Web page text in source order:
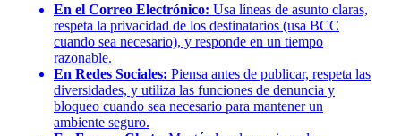
En el Correo Electrónico: Usa líneas de asunto claras,
respeta la privacidad de los destinatarios (usa BCC
cuando sea necesario), y responde en un tiempo
razonable.
En Redes Sociales: Piensa antes de publicar, respeta las
diversidades, y utiliza las funciones de denuncia y
bloqueo cuando sea necesario para mantener un
ambiente seguro.